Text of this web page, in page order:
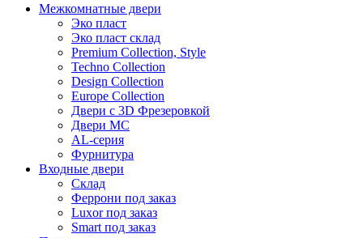
Межкомнатные двери
Эко пласт
Эко пласт склад
Premium Collection, Style
Techno Collection
Design Collection
Europe Collection
Двери с 3D Фрезеровкой
Двери МС
AL-серия
Фурнитура
Входные двери
Склад
Феррони под заказ
Luxor под заказ
Smart под заказ